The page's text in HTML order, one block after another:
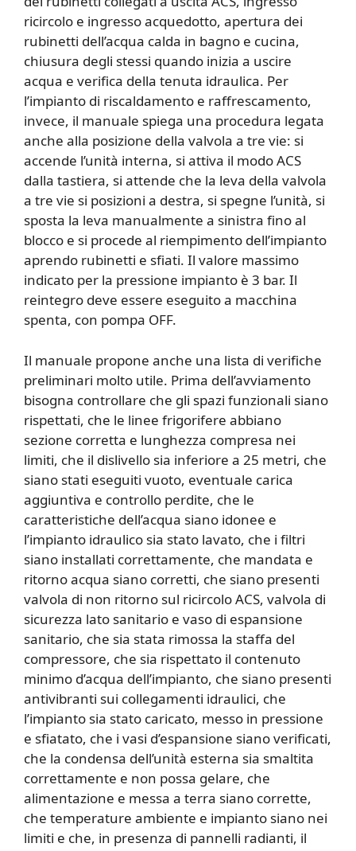
ricircolo e ingresso acquedotto, apertura dei
rubinetti dell’acqua calda in bagno e cucina,
chiusura degli stessi quando inizia a uscire
acqua e verifica della tenuta idraulica. Per
l’impianto di riscaldamento e raffrescamento,
invece, il manuale spiega una procedura legata
anche alla posizione della valvola a tre vie: si
accende l’unità interna, si attiva il modo ACS
dalla tastiera, si attende che la leva della valvola
a tre vie si posizioni a destra, si spegne l’unità, si
sposta la leva manualmente a sinistra fino al
blocco e si procede al riempimento dell’impianto
aprendo rubinetti e sfiati. Il valore massimo
indicato per la pressione impianto è 3 bar. Il
reintegro deve essere eseguito a macchina
spenta, con pompa OFF.
Il manuale propone anche una lista di verifiche
preliminari molto utile. Prima dell’avviamento
bisogna controllare che gli spazi funzionali siano
rispettati, che le linee frigorifere abbiano
sezione corretta e lunghezza compresa nei
limiti, che il dislivello sia inferiore a 25 metri, che
siano stati eseguiti vuoto, eventuale carica
aggiuntiva e controllo perdite, che le
caratteristiche dell’acqua siano idonee e
l’impianto idraulico sia stato lavato, che i filtri
siano installati correttamente, che mandata e
ritorno acqua siano corretti, che siano presenti
valvola di non ritorno sul ricircolo ACS, valvola di
sicurezza lato sanitario e vaso di espansione
sanitario, che sia stata rimossa la staffa del
compressore, che sia rispettato il contenuto
minimo d’acqua dell’impianto, che siano presenti
antivibranti sui collegamenti idraulici, che
l’impianto sia stato caricato, messo in pressione
e sfiatato, che i vasi d’espansione siano verificati,
che la condensa dell’unità esterna sia smaltita
correttamente e non possa gelare, che
alimentazione e messa a terra siano corrette,
che temperature ambiente e impianto siano nei
limiti e che, in presenza di pannelli radianti, il